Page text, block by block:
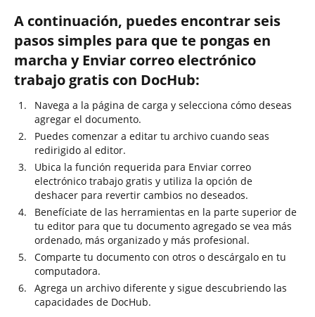
A continuación, puedes encontrar seis
pasos simples para que te pongas en
marcha y Enviar correo electrónico
trabajo gratis con DocHub:
Navega a la página de carga y selecciona cómo deseas
agregar el documento.
Puedes comenzar a editar tu archivo cuando seas
redirigido al editor.
Ubica la función requerida para Enviar correo
electrónico trabajo gratis y utiliza la opción de
deshacer para revertir cambios no deseados.
Benefíciate de las herramientas en la parte superior de
tu editor para que tu documento agregado se vea más
ordenado, más organizado y más profesional.
Comparte tu documento con otros o descárgalo en tu
computadora.
Agrega un archivo diferente y sigue descubriendo las
capacidades de DocHub.